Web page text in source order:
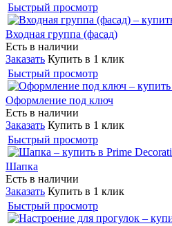
Быстрый просмотр
Входная группа (фасад)
Есть в наличии
Заказать Купить в 1 клик
Быстрый просмотр
Оформление под ключ
Есть в наличии
Заказать Купить в 1 клик
Быстрый просмотр
Шапка
Есть в наличии
Заказать Купить в 1 клик
Быстрый просмотр